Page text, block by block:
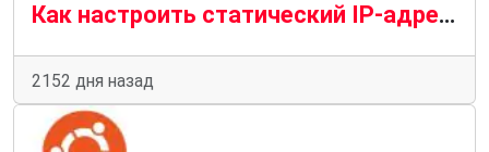
Как настроить статический IP-адрес в Ubuntu 20.04
2152 дня назад